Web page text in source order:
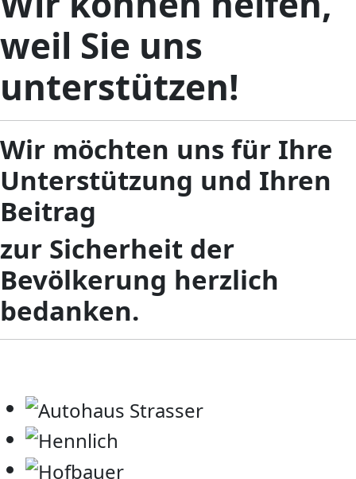
weil Sie uns
unterstützen!
Wir möchten uns für Ihre
Unterstützung und Ihren
Beitrag
zur Sicherheit der
Bevölkerung herzlich
bedanken.